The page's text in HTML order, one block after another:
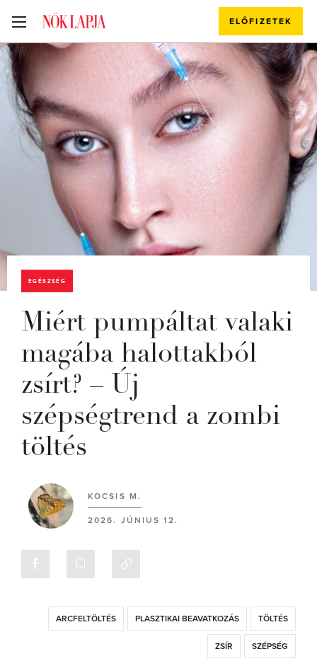
ELŐFIZETEK
EGÉSZSÉG
Miért pumpáltat valaki
magába halottakból
zsírt? – Új
szépségtrend a zombi
töltés
KOCSIS M.
2026. JÚNIUS 12.
ARCFELTÖLTÉS PLASZTIKAI BEAVATKOZÁS TÖLTÉS
ZSÍR SZÉPSÉG